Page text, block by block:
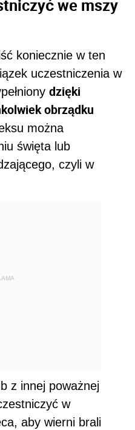
we mszy
koniecznie w ten
uczestniczenia w
dzięki
obrządku
można
święta lub
czyli w
z innej poważnej
w
aby wierni brali